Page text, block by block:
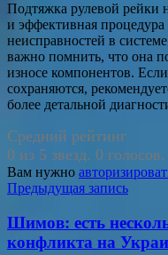
Подтяжка рулевой рейки
и эффективная процедура
неисправностей в
важно помнить, что она
износе компонентов.
сохраняются,
более детальной
Средний рейтинг
0 из 5 звезд. 0 голосов.
Вам нужно
Навигация
по
записям
Предыдущая запись
Шимов: есть
конфликта на